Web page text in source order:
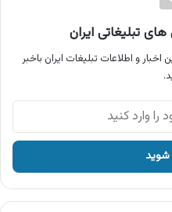
تبلیغاتی ایران
و اطلاعات تبلیغات ایران باخبر